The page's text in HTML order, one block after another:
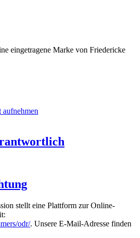
eingetragene Marke von Friedericke
stellt eine Plattform zur Online-
odr/. Unsere E-Mail-Adresse finden